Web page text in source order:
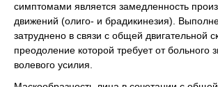
симптомами является замедленность
движений (олиго- и брадикинезия).
затруднено в связи с общей двигательной
преодоление которой требует от больного
волевого усилия.